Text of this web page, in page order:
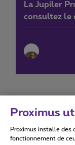
La Jupiler
consultez le
Conditions
Proximus
Proximus installe des
fonctionnement de